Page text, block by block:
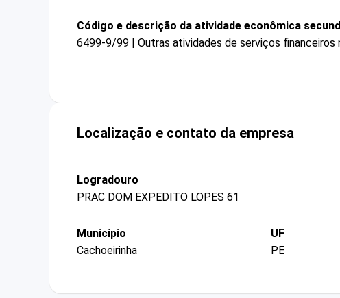
Código e descrição da atividade econômica
6499-9/99 | Outras atividades de serviços
Localização e contato da empresa
Logradouro
PRAC DOM EXPEDITO LOPES 61
Município
Cachoeirinha
UF
PE